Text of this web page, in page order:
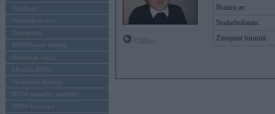
Pasākumi
Vadāmības tests
Autosports
BMWPower aktuāli
Reklāmas raksti
Mēneša BMW
Sērijveida tūnings
BMW pasaules jaunumi
BMW koncepti
Braucu ar:
Nodarbošanās:
Ziņojumi forumā: